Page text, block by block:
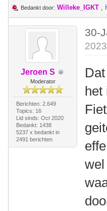
Bedankt door: Willeke_IGKT ,
Jeroen S
Moderator
Berichten: 2.649
Topics: 16
Lid sinds: Oct 2020
Bedankt: 1438
5237 x bedankt in
2491 berichten
30-
het